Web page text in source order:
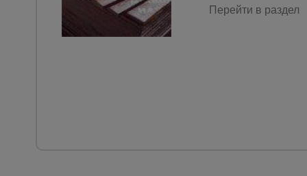
Перейти в раздел